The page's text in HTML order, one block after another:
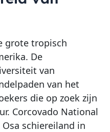
grote tropisch
De
van
van het
die op zoek zijn
Corcovado National
schiereiland in